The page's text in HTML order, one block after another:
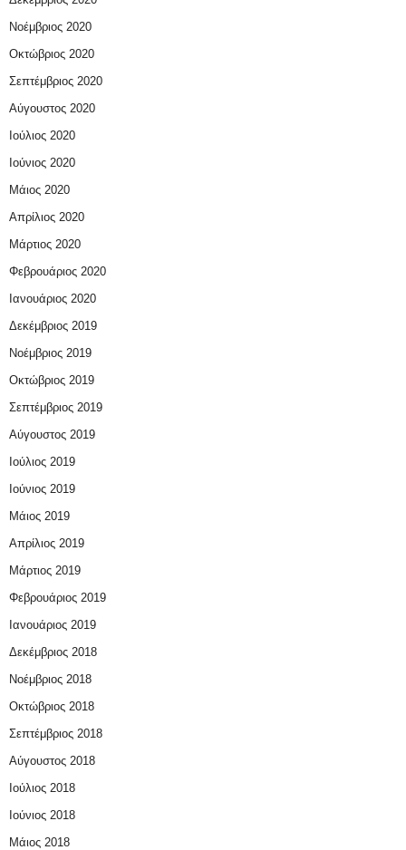
Νοέμβριος 2020
Οκτώβριος 2020
Σεπτέμβριος 2020
Αύγουστος 2020
Ιούλιος 2020
Ιούνιος 2020
Μάιος 2020
Απρίλιος 2020
Μάρτιος 2020
Φεβρουάριος 2020
Ιανουάριος 2020
Δεκέμβριος 2019
Νοέμβριος 2019
Οκτώβριος 2019
Σεπτέμβριος 2019
Αύγουστος 2019
Ιούλιος 2019
Ιούνιος 2019
Μάιος 2019
Απρίλιος 2019
Μάρτιος 2019
Φεβρουάριος 2019
Ιανουάριος 2019
Δεκέμβριος 2018
Νοέμβριος 2018
Οκτώβριος 2018
Σεπτέμβριος 2018
Αύγουστος 2018
Ιούλιος 2018
Ιούνιος 2018
Μάιος 2018